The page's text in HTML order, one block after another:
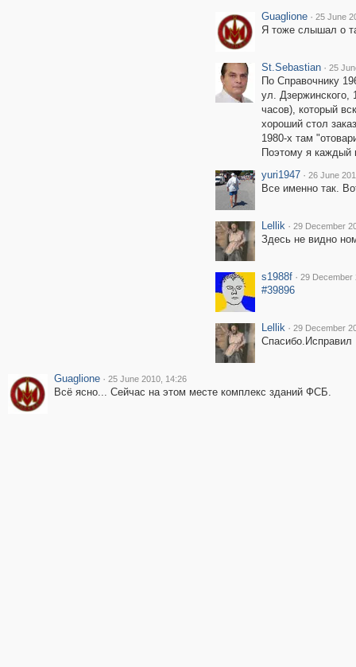
Guaglione · 25 June
Я тоже слышал о
St.Sebastian · 25
По Справочнику
ул. Дзержинского,
часов), который
хороший стол
1980-х там
Поэтому я каждый
yuri1947 · 26 June
Все именно так.
Lellik · 29 December
Здесь не видно
s1988f · 29 December
#39896
Lellik · 29 December
Спасибо.Исправил
Guaglione · 25 June 2010, 14:26
Всё ясно... Сейчас на этом месте комплекс зданий ФСБ.